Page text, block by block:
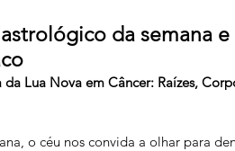
astrológico da semana
da Lua Nova em Câncer: Raízes,
o céu nos convida a olhar para